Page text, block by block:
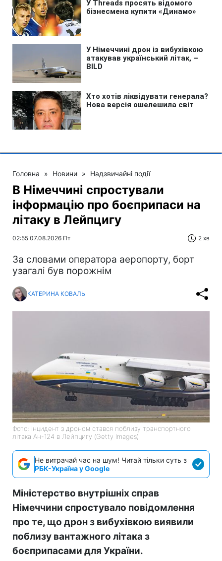
Головна » Новини » Надзвичайні події
В Німеччині спростували
інформацію про боєприпаси на
літаку в Лейпцигу
02:55 07.08.2026 Пт 2 хв
За словами оператора аеропорту, борт
узагалі був порожнім
КАТЕРИНА КОВАЛЬ
Фото: інцидент з дроном стався поблизу транспортного
літака Ан-124 в Лейпцигу (Getty Images)
Не витрачай час на шум! Читай тільки суть з
РБК-Україна у Google
Міністерство внутрішніх справ
Німеччини спростувало повідомлення
про те, що дрон з вибухівкою виявили
поблизу вантажного літака з
боєприпасами для України.